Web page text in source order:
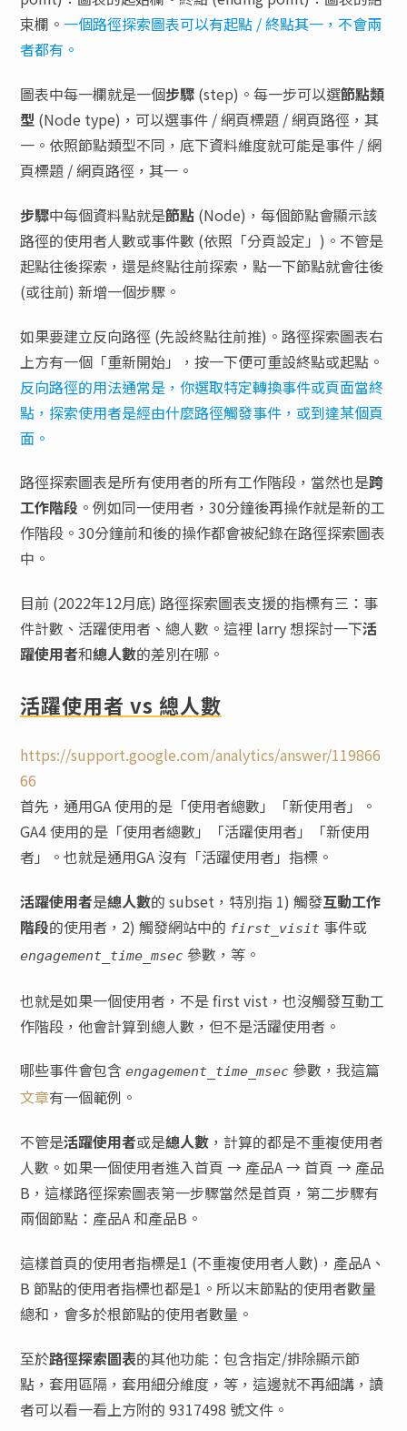
束欄。 一個路徑探索圖表可以有起點 / 終點其一，不會兩
者都有。
圖表中每一欄就是一個步驟(step)。每一步可以選節點類
型(Node type)，可以選事件 / 網頁標題 / 網頁路徑，其
一。依照節點類型不同，底下資料維度就可能是事件 / 網
頁標題 / 網頁路徑，其一。
步驟中每個資料點就是節點 (Node)，每個節點會顯示該
路徑的使用者人數或事件數 (依照「分頁設定」)。不管是
起點往後探索，還是終點往前探索，點一下節點就會往後
(或往前) 新增一個步驟。
如果要建立反向路徑 (先設終點往前推)。路徑探索圖表右
上方有一個「重新開始」，按一下便可重設終點或起點。
反向路徑的用法通常是，你選取特定轉換事件或頁面當終
點，探索使用者是經由什麼路徑觸發事件，或到達某個頁
面。
路徑探索圖表是所有使用者的所有工作階段，當然也是跨
工作階段 。例如同一使用者，30分鐘後再操作就是新的工
作階段。30分鐘前和後的操作都會被紀錄在路徑探索圖表
中。
目前 (2022年12月底) 路徑探索圖表支援的指標有三：事
件計數、活躍使用者、總人數。這裡 larry 想探討一下活
躍使用者和總人數的差別在哪。
活躍使用者 vs 總人數
https://support.google.com/analytics/answer/119866
66
首先，通用GA 使用的是「使用者總數」「新使用者」。
GA4 使用的是「使用者總數」「活躍使用者」「新使用
者」。也就是通用GA 沒有「活躍使用者」指標。
活躍使用者是總人數的 subset，特別指 1) 觸發互動工作
階段的使用者，2) 觸發網站中的 first_visit事件或
engagement_time_msec參數，等。
也就是如果一個使用者，不是 first vist，也沒觸發互動工
作階段，他會計算到總人數，但不是活躍使用者。
哪些事件會包含 engagement_time_msec參數，我這篇
文章有一個範例。
不管是活躍使用者或是總人數，計算的都是不重複使用者
人數。如果一個使用者進入首頁 → 產品A → 首頁 → 產品
B，這樣路徑探索圖表第一步驟當然是首頁，第二步驟有
兩個節點：產品A 和產品B。
這樣首頁的使用者指標是1 (不重複使用者人數)，產品A、
B 節點的使用者指標也都是1。所以末節點的使用者數量
總和，會多於根節點的使用者數量。
至於路徑探索圖表的其他功能：包含指定/排除顯示節
點，套用區隔，套用細分維度，等，這邊就不再細講，讀
者可以看一看上方附的 9317498 號文件。